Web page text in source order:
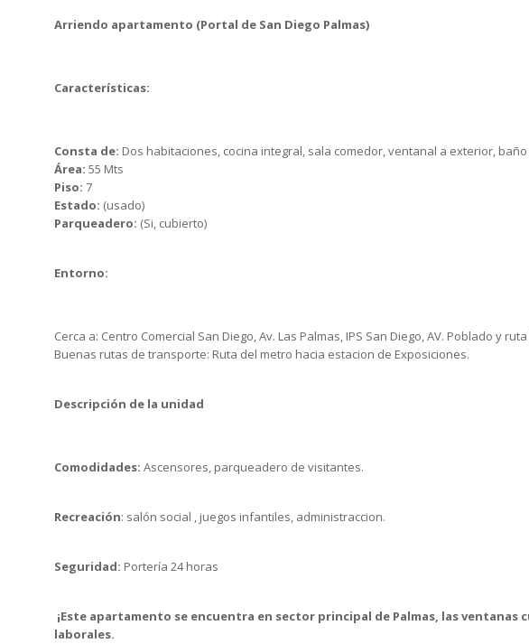
Arriendo apartamento (Portal de San Diego Palmas)
Características:
Consta de: Dos habitaciones, cocina integral, sala comedor, ventanal a exterior,
Área: 55 Mts
Piso: 7
Estado: (usado)
Parqueadero: (Si, cubierto)
Entorno:
Cerca a: Centro Comercial San Diego, Av. Las Palmas, IPS San Diego, AV. Poblado y
Buenas rutas de transporte: Ruta del metro hacia estacion de Exposiciones.
Descripción de la unidad
Comodidades: Ascensores, parqueadero de visitantes.
Recreación: salón social , juegos infantiles, administraccion.
Seguridad: Portería 24 horas
¡Este apartamento se encuentra en sector principal de Palmas, las
laborales.